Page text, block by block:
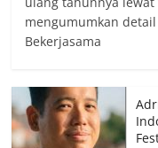
mengumumkan
Bekerjasama